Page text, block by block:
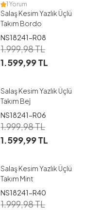
1 Yorum
Salaş Kesim Yazlık Üçlü
Takım Bordo
NS18241-R08
1.999,98TL
1.599,99TL
M XL
Salaş Kesim Yazlık Üçlü
Takım Bej
NS18241-R06
1.999,98TL
1.599,99TL
M L XL
Salaş Kesim Yazlık Üçlü
Takım Mint
NS18241-R40
1.999,98TL